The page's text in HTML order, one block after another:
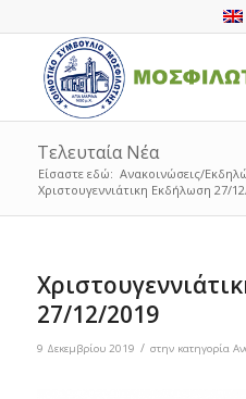
Τελευταία Νέα
Είσαστε εδώ: Ανακοινώσεις/
Χριστουγεννιάτικη Εκδήλωση 27/
27/12/2019
9 Δεκεμβρίου 2019 / στην κατηγορία